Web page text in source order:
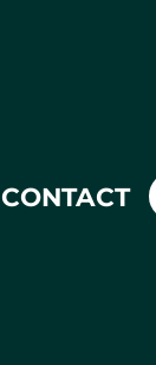
CONTACT